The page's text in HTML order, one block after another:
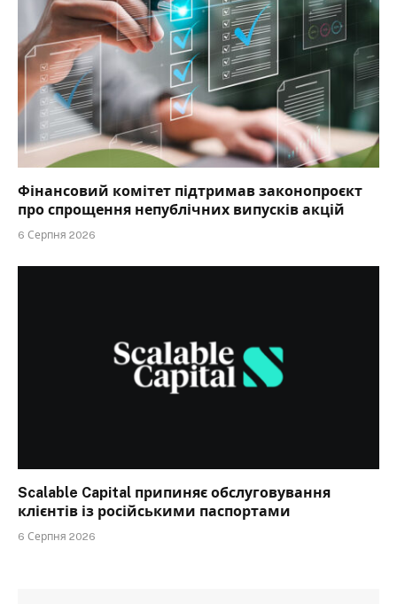
Фінансовий комітет підтримав законопроєкт
про спрощення непублічних випусків акцій
6 Серпня 2026
Scalable Capital припиняє обслуговування
клієнтів із російськими паспортами
6 Серпня 2026